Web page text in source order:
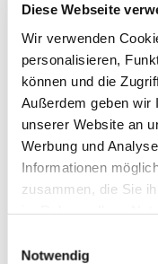
Diese Webseite
Wir verwenden
personalisieren,
können und die
Außerdem geben wir
unserer Website an
Werbung und
Informationen
zusammen, die Sie
Notwendig
Anmeldung zur
Auch im Jahr 2025
an. Die JuLeiCa ist
Jugendliche im Alter
Arbeit mit
sammeln wollen.
Start in eine